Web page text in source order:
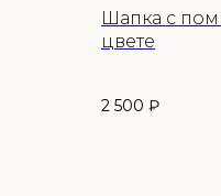
Шапка с
цвете
2 500 ₽